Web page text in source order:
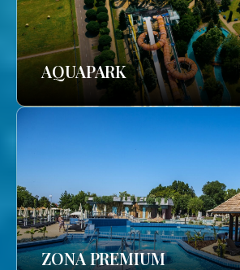
AQUAPARK
ZONA PREMIUM